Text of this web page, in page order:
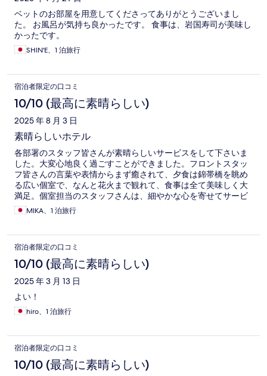
ベットのお部屋を用意してくださってありがとうございまし
た。 お風呂が気持ち良かったです。 食事は、岩国寿司が美味し
かったです。
SHIN'E、1 泊旅行
宿泊者限定の口コミ
10/10 (最高に素晴らしい)
2025 年 8 月 3 日
素晴らしいホテル
各部署のスタッフ皆さんが素晴らしいサービスをして下さいま
した。大変心地良く過ごすことができました。フロントスタッ
フ皆さんの言葉や表情からまず癒されて、夕食は錦帯橋を眺め
る広い個室で、なんと花火まで観れて、食事は全て美味しく大
満足。個室担当のスタッフさんは、細やかな心を寄せてサービ
スして下さいました。お風呂も部屋からタオルを持っていく必
要はなく、清潔なタオルをお風呂入口に準備して下さってい
せていただきました。また行きたいホテルです！
MIKA、1 泊旅行
宿泊者限定の口コミ
10/10 (最高に素晴らしい)
2025 年 3 月 13 日
よい！
hiro、1 泊旅行
宿泊者限定の口コミ
10/10 (最高に素晴らしい)